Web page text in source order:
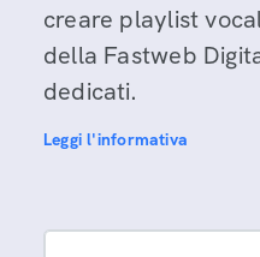
creare playlist
della Fastweb
dedicati.
Leggi l'informativa